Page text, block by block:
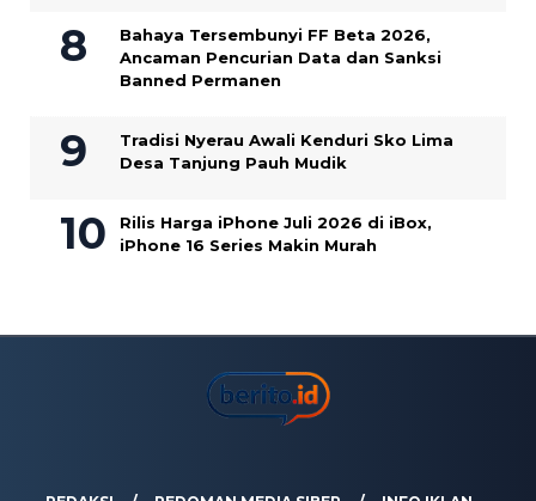
Bahaya Tersembunyi FF Beta 2026,
Ancaman Pencurian Data dan Sanksi
Banned Permanen
Tradisi Nyerau Awali Kenduri Sko Lima
Desa Tanjung Pauh Mudik
Rilis Harga iPhone Juli 2026 di iBox,
iPhone 16 Series Makin Murah